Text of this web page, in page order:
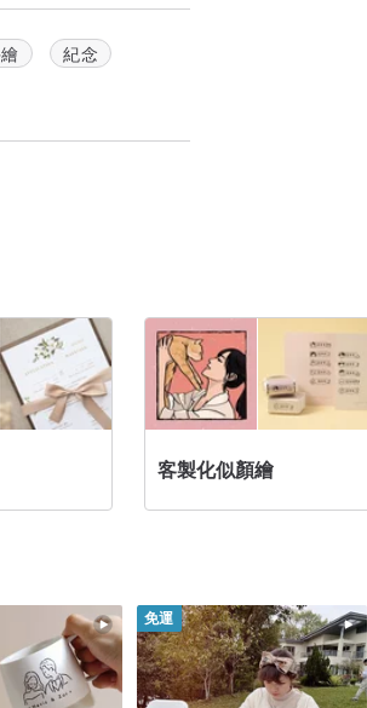
紀念
客製化似顏繪
免運